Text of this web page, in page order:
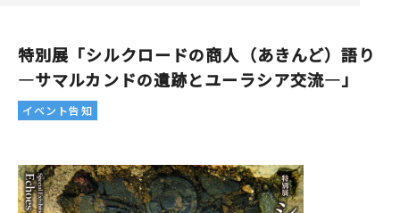
特別展「シルクロードの商人（あきんど）語り
―サマルカンドの遺跡とユーラシア交流―」
イベント告知